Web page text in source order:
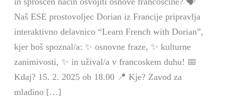
Naš ESE prostovoljec Dorian iz Francije pripravlja
interaktivno delavnico “Learn French with Dorian”,
kjer boš spoznal/a: ✨ osnovne fraze, ✨ kulturne
zanimivosti, ✨ in užival/a v francoskem duhu! 📅
Kdaj? 15. 2. 2025 ob 18.00 📍 Kje? Zavod za
mladino […]